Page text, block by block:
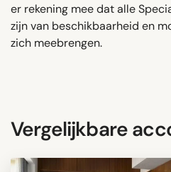
er rekening mee dat alle
zijn van beschikbaarheid en
zich meebrengen.
Vergelijkbare